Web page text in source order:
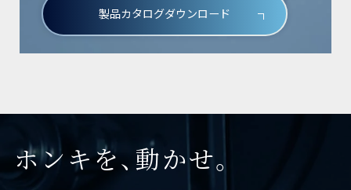
製品カタログダウンロード
ホンキを、動かせ。